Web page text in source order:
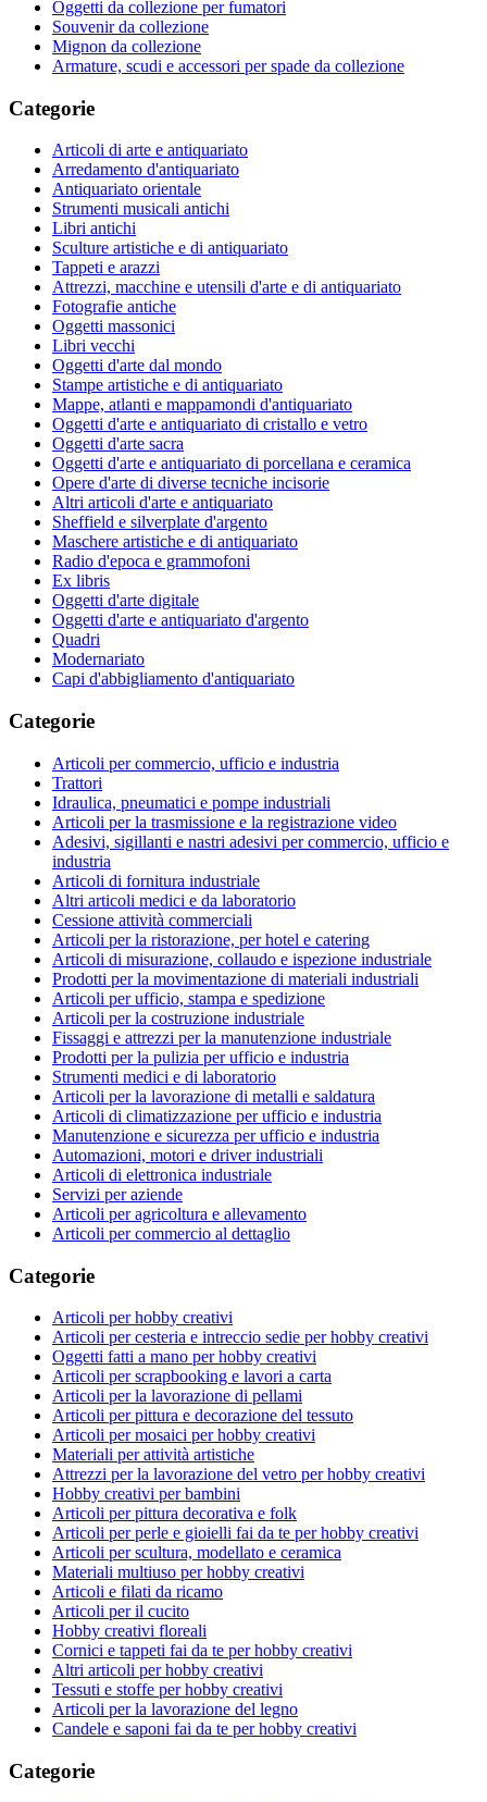
Oggetti da collezione per fumatori
Souvenir da collezione
Mignon da collezione
Armature, scudi e accessori per spade da collezione
Categorie
Articoli di arte e antiquariato
Arredamento d'antiquariato
Antiquariato orientale
Strumenti musicali antichi
Libri antichi
Sculture artistiche e di antiquariato
Tappeti e arazzi
Attrezzi, macchine e utensili d'arte e di antiquariato
Fotografie antiche
Oggetti massonici
Libri vecchi
Oggetti d'arte dal mondo
Stampe artistiche e di antiquariato
Mappe, atlanti e mappamondi d'antiquariato
Oggetti d'arte e antiquariato di cristallo e vetro
Oggetti d'arte sacra
Oggetti d'arte e antiquariato di porcellana e ceramica
Opere d'arte di diverse tecniche incisorie
Altri articoli d'arte e antiquariato
Sheffield e silverplate d'argento
Maschere artistiche e di antiquariato
Radio d'epoca e grammofoni
Ex libris
Oggetti d'arte digitale
Oggetti d'arte e antiquariato d'argento
Quadri
Modernariato
Capi d'abbigliamento d'antiquariato
Categorie
Articoli per commercio, ufficio e industria
Trattori
Idraulica, pneumatici e pompe industriali
Articoli per la trasmissione e la registrazione video
Adesivi, sigillanti e nastri adesivi per commercio, ufficio e
industria
Articoli di fornitura industriale
Altri articoli medici e da laboratorio
Cessione attività commerciali
Articoli per la ristorazione, per hotel e catering
Articoli di misurazione, collaudo e ispezione industriale
Prodotti per la movimentazione di materiali industriali
Articoli per ufficio, stampa e spedizione
Articoli per la costruzione industriale
Fissaggi e attrezzi per la manutenzione industriale
Prodotti per la pulizia per ufficio e industria
Strumenti medici e di laboratorio
Articoli per la lavorazione di metalli e saldatura
Articoli di climatizzazione per ufficio e industria
Manutenzione e sicurezza per ufficio e industria
Automazioni, motori e driver industriali
Articoli di elettronica industriale
Servizi per aziende
Articoli per agricoltura e allevamento
Articoli per commercio al dettaglio
Categorie
Articoli per hobby creativi
Articoli per cesteria e intreccio sedie per hobby creativi
Oggetti fatti a mano per hobby creativi
Articoli per scrapbooking e lavori a carta
Articoli per la lavorazione di pellami
Articoli per pittura e decorazione del tessuto
Articoli per mosaici per hobby creativi
Materiali per attività artistiche
Attrezzi per la lavorazione del vetro per hobby creativi
Hobby creativi per bambini
Articoli per pittura decorativa e folk
Articoli per perle e gioielli fai da te per hobby creativi
Articoli per scultura, modellato e ceramica
Materiali multiuso per hobby creativi
Articoli e filati da ricamo
Articoli per il cucito
Hobby creativi floreali
Cornici e tappeti fai da te per hobby creativi
Altri articoli per hobby creativi
Tessuti e stoffe per hobby creativi
Articoli per la lavorazione del legno
Candele e saponi fai da te per hobby creativi
Categorie